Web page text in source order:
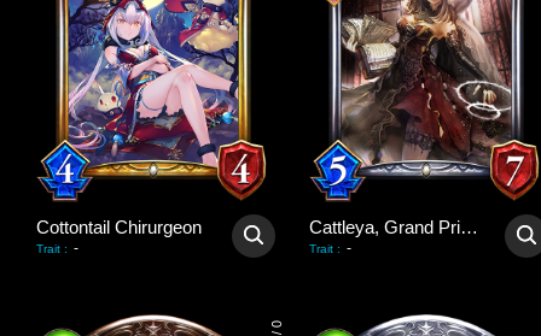
Cottontail Chirurgeon
Trait : -
Cattleya, Grand Priestess
Trait : -
0
/